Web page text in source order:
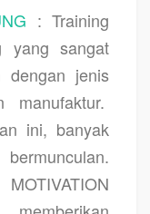
: Training
yang sangat
dengan jenis
ini, banyak